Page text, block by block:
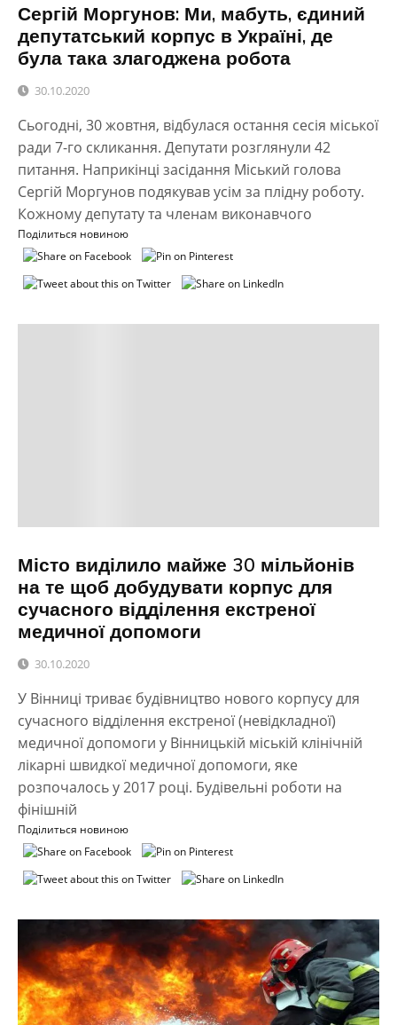
Сергій Моргунов: Ми, мабуть, єдиний
депутатський корпус в Україні, де
була така злагоджена робота
30.10.2020
Сьогодні, 30 жовтня, відбулася остання сесія міської
ради 7-го скликання. Депутати розглянули 42
питання. Наприкінці засідання Міський голова
Сергій Моргунов подякував усім за плідну роботу.
Кожному депутату та членам виконавчого
Поділиться новиною
Місто виділило майже 30 мільйонів
на те щоб добудувати корпус для
сучасного відділення екстреної
медичної допомоги
30.10.2020
У Вінниці триває будівництво нового корпусу для
сучасного відділення екстреної (невідкладної)
медичної допомоги у Вінницькій міській клінічній
лікарні швидкої медичної допомоги, яке
розпочалось у 2017 році. Будівельні роботи на
фінішній
Поділиться новиною